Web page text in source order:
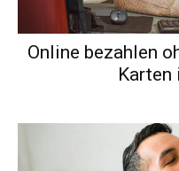
Online bezahlen
Karten